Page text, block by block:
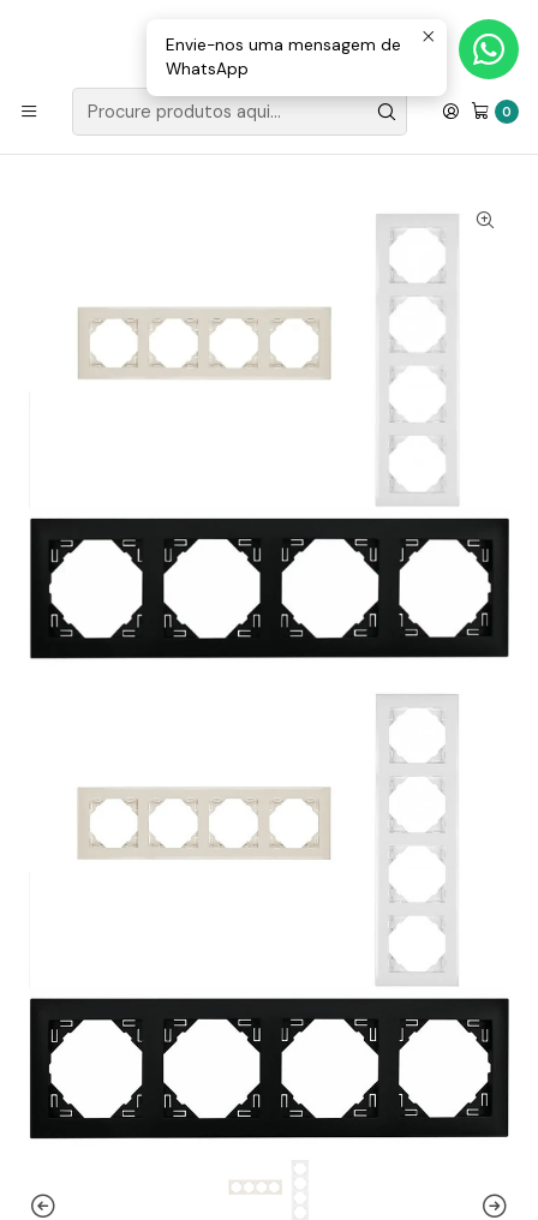
0
Loja Valongo: 220 150 143 (chamada para a rede fixa nacional) «»
E-mail: geral@movenergy.pt
Início MATERIAL ELÉTRICO
LOGUS 90
Espelho Quádruplo Logus 90 BR/MF
Envie-nos uma mensagem de
WhatsApp